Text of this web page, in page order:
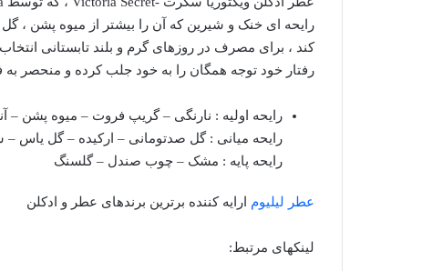
رایحه ای خنک و شیرین که آن را بیشتر از میوه پشن
کند ، برای مصرف در روزهای گرم و بلند تابستانی
رفتار خود توجه همگان را به خود جلب کرده و منحصر
رایحه اولیه : نارنگی – گریپ فروت – میوه پشن –
رایحه میانی : گل صدتومانی – ارکیده – گل یاس
رایحه پایه : مشک – چوب صندل – گلسنگ
عطر لیلیوم ارایه کننده برترین برندهای عطر و ادکلن
لینکهای مرتبط: